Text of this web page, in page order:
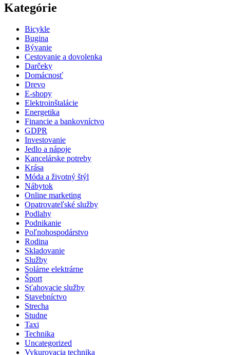
Kategórie
Bicykle
Bugina
Bývanie
Cestovanie a dovolenka
Darčeky
Domácnosť
Drevo
E-shopy
Elektroinštalácie
Energetika
Financie a bankovníctvo
GDPR
Investovanie
Jedlo a nápoje
Kancelárske potreby
Krása
Móda a životný štýl
Nábytok
Online marketing
Opatrovateľské služby
Podlahy
Podnikanie
Poľnohospodárstvo
Rodina
Skladovanie
Služby
Solárne elektrárne
Šport
Sťahovacie služby
Stavebníctvo
Strecha
Studne
Taxi
Technika
Uncategorized
Vykurovacia technika